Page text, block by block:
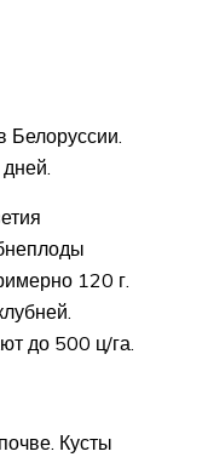
Белоруссии.
120 г.
до 500 ц/га.
Кусты